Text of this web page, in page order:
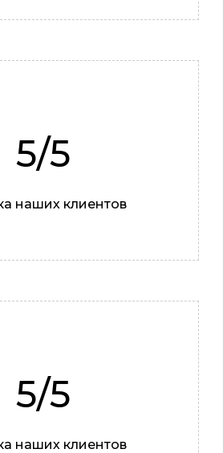
5/5
наших клиентов
5/5
наших клиентов